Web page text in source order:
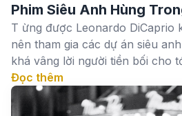
Phim Siêu Anh Hùng
T ừng được Leonardo DiCaprio
nên tham gia các dự án siêu
khá vâng lời người tiền bối cho
Đọc thêm